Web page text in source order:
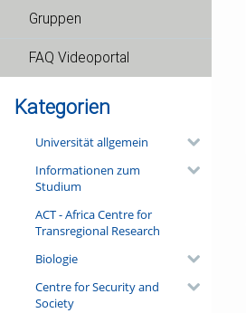
Gruppen
FAQ Videoportal
Kategorien
Universität allgemein
Informationen zum
Studium
ACT - Africa Centre for
Transregional Research
Biologie
Centre for Security and
Society